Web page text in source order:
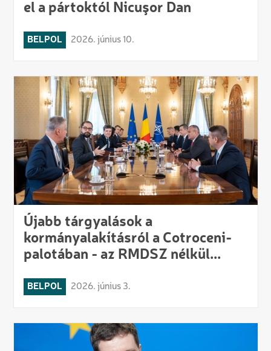
el a pártoktól Nicuşor Dan
BELPOL 2026. június 10.
Újabb tárgyalások a
kormányalakításról a Cotroceni-
palotában - az RMDSZ nélkül...
BELPOL 2026. június 3.